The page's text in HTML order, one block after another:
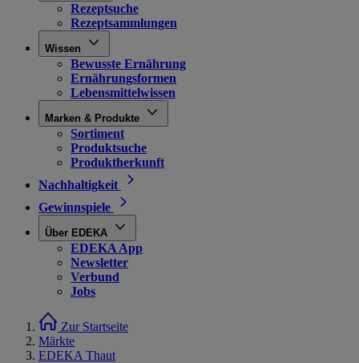
Rezeptsuche
Rezeptsammlungen
Wissen
Bewusste Ernährung
Ernährungsformen
Lebensmittelwissen
Marken & Produkte
Sortiment
Produktsuche
Produktherkunft
Nachhaltigkeit
Gewinnspiele
Über EDEKA
EDEKA App
Newsletter
Verbund
Jobs
Zur Startseite
Märkte
EDEKA Thaut